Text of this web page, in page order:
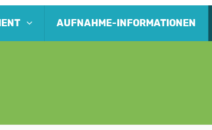
AUFNAHME-INFORMATIONEN